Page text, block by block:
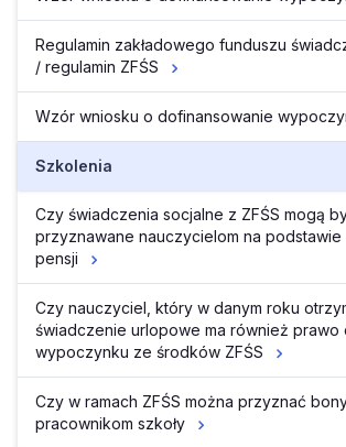
Regulamin zakładowego funduszu
/ regulamin ZFŚS
Wzór wniosku o dofinansowanie
Szkolenia
Czy świadczenia socjalne z ZFŚS mogą
przyznawane nauczycielom na
pensji
Czy nauczyciel, który w danym roku
świadczenie urlopowe ma również prawo
wypoczynku ze środków ZFŚS
Czy w ramach ZFŚS można przyznać
pracownikom szkoły